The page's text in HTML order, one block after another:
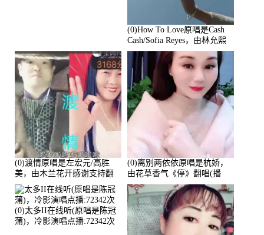
(0)How To Love原唱是Cash
Cash/Sofia Reyes，由林允熙
翻唱(播放:84447)
(0)渡情原唱是左宏元/高胜
美，由木兰花开感谢支持翻
唱(播放:82339)
(0)离别两依依原唱是杭娇，
由花草香气《停》翻唱(播
放:81215)
(0)太多II在线听(原唱是陈冠
蒲)，冷影演唱点播:72342次